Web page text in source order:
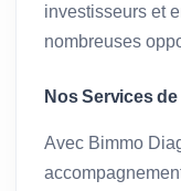
investisseurs et
nombreuses
Nos Services
Avec Bimmo